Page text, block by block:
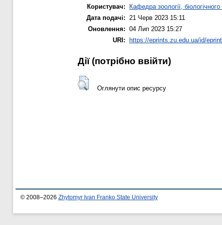
Користувач:
Кафедра зоології,
Дата подачі: 21 Черв 2023 15:11
Оновлення: 04 Лип 2023 15:27
URI:
https://eprints.zu.edu.ua/id/
Дії ​​(потрібно ввійти)
Оглянути опис ресурсу
© 2008–2026 Zhytomyr Ivan Franko State University